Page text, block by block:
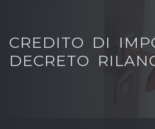
CREDITO DI
DECRETO